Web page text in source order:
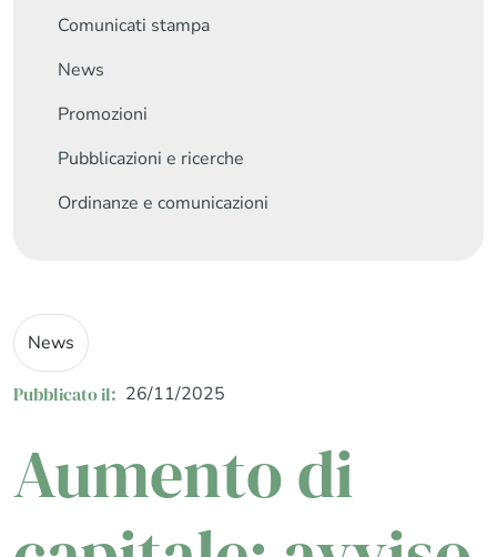
Comunicati stampa
News
Promozioni
Pubblicazioni e ricerche
Ordinanze e comunicazioni
News
Pubblicato il: 26/11/2025
Aumento di